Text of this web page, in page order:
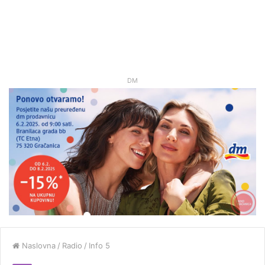
DM
Naslovna / Radio / Info 5